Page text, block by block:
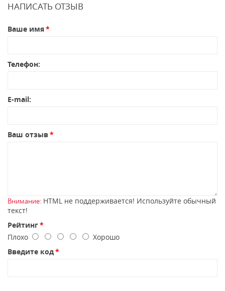
НАПИСАТЬ ОТЗЫВ
Ваше имя
Телефон:
E-mail:
Ваш отзыв
Внимание: HTML не поддерживается! Используйте обычный
текст!
Рейтинг
Плохо
Хорошо
Введите код